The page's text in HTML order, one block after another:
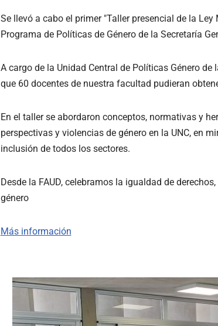
Se llevó a cabo el primer "Taller presencial de la
Programa de Políticas de Género de la Secretaría
A cargo de la Unidad Central de Políticas Género
que 60 docentes de nuestra facultad pudieran
En el taller se abordaron conceptos, normativas y
perspectivas y violencias de género en la UNC, en
inclusión de todos los sectores.
Desde la FAUD, celebramos la igualdad de
género
Más información